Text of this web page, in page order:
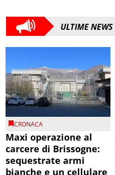
ULTIME NEWS
CRONACA
Maxi operazione al
carcere di Brissogne:
sequestrate armi
bianche e un cellulare